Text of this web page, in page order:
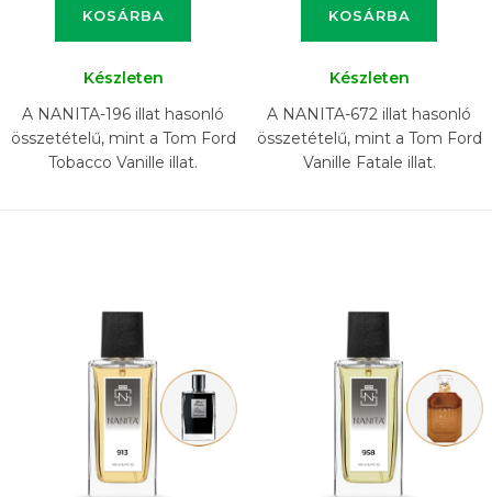
KOSÁRBA
Készleten
A NANITA-196 illat hasonló
összetételű, mint a Tom Ford
Tobacco Vanille illat.
KOSÁRBA
Készleten
A NANITA-672 illat hasonló
összetételű, mint a Tom Ford
Vanille Fatale illat.